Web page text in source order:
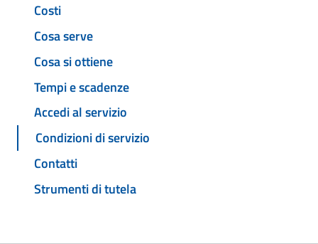
Costi
Cosa serve
Cosa si ottiene
Tempi e scadenze
Accedi al servizio
Condizioni di servizio
Contatti
Strumenti di tutela